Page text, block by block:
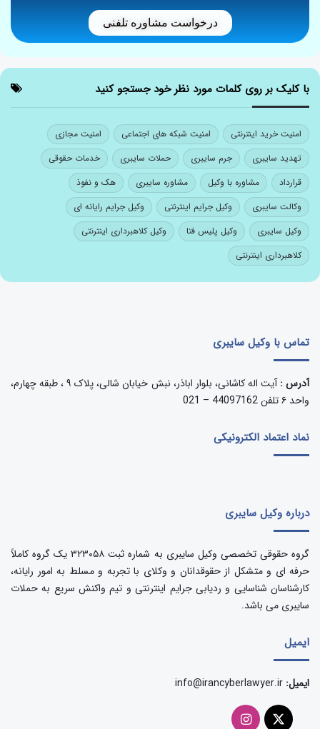
درخواست مشاوره تلفنی
با کلیک بر روی کلمات مورد نظر خود جستجو کنید
امنیت خرید اینترنتی امنیت شبکه های اجتماعی
امنیت مجازی
تهدید سایبری
جرم سایبری حملات سایبری
خدمات حقوقی
قرارداد
مشاوره با وکیل مشاوره سایبری
هک و نفوذ
وکالت سایبری
وکیل جرایم اینترنتی
وکیل جرایم رایانه ای
وکیل سایبری
وکیل پلیس فتا
وکیل کلاهبرداری اینترنتی
کلاهبرداری اینترنتی
تماس با وکیل سایبری
آدرس :
آیت اله کاشانی، بلوار اباذر، نبش خیابان شالی، پلاک ۹ ، طبقه چهارم،
واحد ۶ تلفن 44097162 – 021
نماد اعتماد الکترونیکی
درباره وکیل سایبری
گروه حقوقی تخصصی وکیل سایبری به شماره ثبت ۳۲۳۰۵۸ یک گروه کاملاً
حرفه ای و متشکل از حقوقدانان و وکلای با تجربه و مسلط به امور رایانه،
کارشناسان شناسایی و ردیابی جرایم اینترنتی و تیم واکنش سریع به حملات
سایبری می باشد.
ایمیل
ایمیل: info@irancyberlawyer.ir